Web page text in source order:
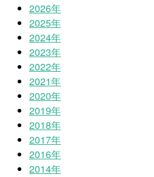
2026年
2025年
2024年
2023年
2022年
2021年
2020年
2019年
2018年
2017年
2016年
2014年